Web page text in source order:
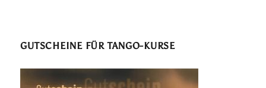
GUTSCHEINE FÜR TANGO-KURSE